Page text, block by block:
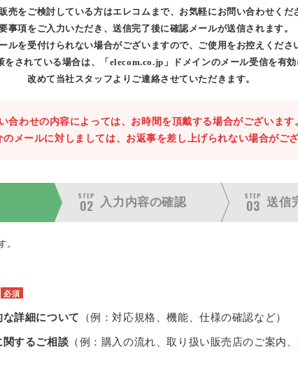
売をご検討している方はエレコムまで、お気軽にお問い合わせくだ
事項をご入力いただき、送信完了後に確認メールが送信されます。
ルを受付けられない場合がございますので、ご使用をお控えくださ
をされている場合は、「elecom.co.jp」ドメインのメール受信を有効
改めて当社スタッフよりご連絡させていただきます。
合わせの内容によっては、お時間を頂戴する場合がございます
のメールに対しましては、お返事を差し上げられない場合がござ
STEP
02 入力内容の確認
STEP
03 送信
。
必須
詳細について （例：対応規格、機能、仕様の確認など）
関するご相談 （例：購入の流れ、取り扱い販売店のご案内